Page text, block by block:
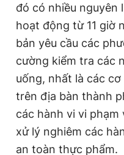
T
i
m
e
n
đó có nhiều nguyên
hoạt động từ 11 giờ
bản yêu cầu các
cường kiểm tra các
uống, nhất là các cơ
trên địa bàn thành
các hành vi vi
xử lý nghiêm các
an toàn thực phẩm.